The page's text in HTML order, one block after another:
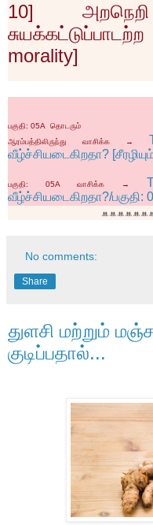
10]
morality]
பகுதி: 05A தொடரும்
ஆரம்பத்திலிருந்து வாசிக்க →
வீழ்ச்சியடைகிறதா?
பகுதி: 05Aவாசிக்க →
வீழ்ச்சியடைகிறதா?/பகுதி:
No comments:
Share
துளசி மற்றும்
குடிப்பதால்...